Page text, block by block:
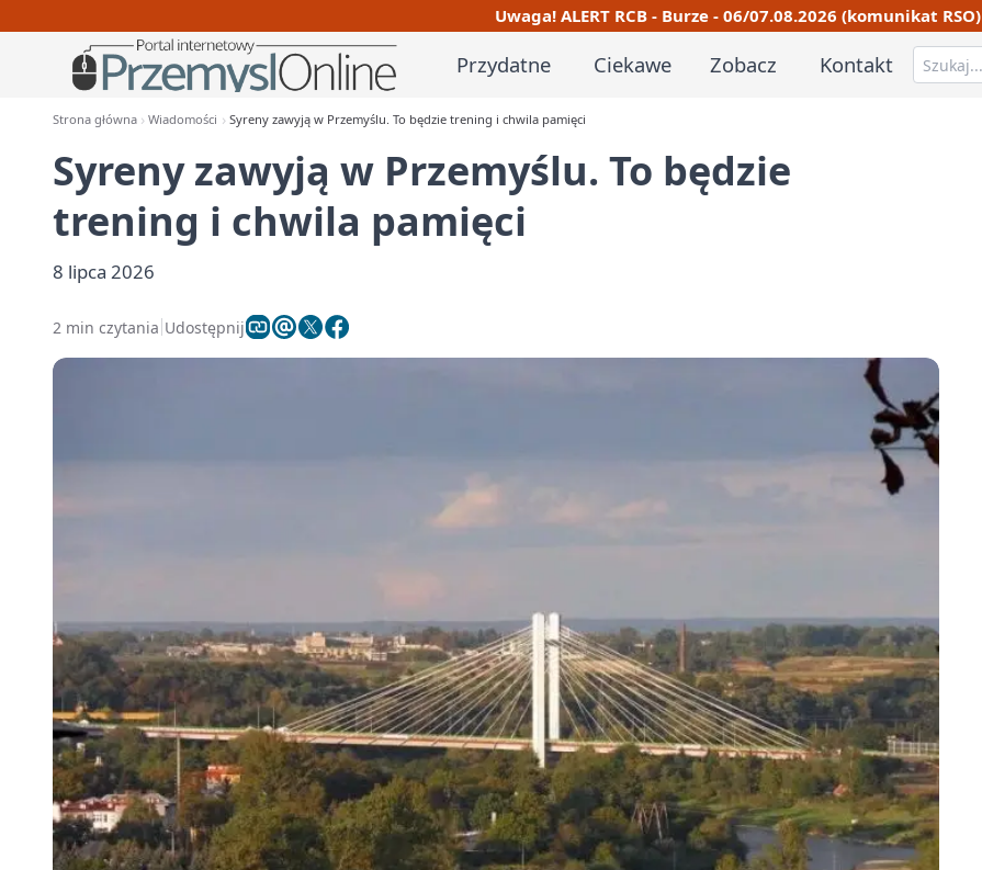
Uwaga! ALERT RCB - Burze - 06/07.08.2026 (komunikat RSO)
Przydatne Ciekawe Zobacz Kontakt
Strona główna Wiadomości Syreny zawyją w Przemyślu. To będzie trening i chwila pamięci
Syreny zawyją w Przemyślu. To będzie
trening i chwila pamięci
8 lipca 2026
2 min czytania Udostępnij